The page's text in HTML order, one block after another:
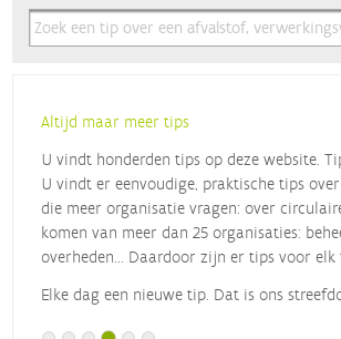
Altijd maar meer tips
U vindt honderden tips op deze website.
U vindt er eenvoudige, praktische tips
die meer organisatie vragen: over
komen van meer dan 25 organisaties:
overheden... Daardoor zijn er tips voor
Elke dag een nieuwe tip. Dat is ons